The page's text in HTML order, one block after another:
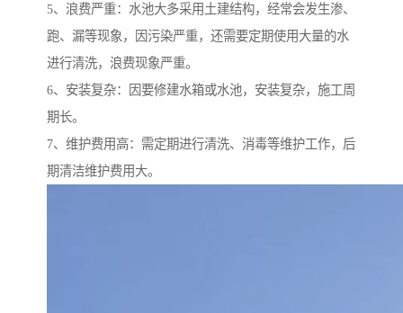
5、浪费严重：水池大多采用土建结构，经常会发生渗、
跑、漏等现象，因污染严重，还需要定期使用大量的水
进行清洗，浪费现象严重。
6、安装复杂：因要修建水箱或水池，安装复杂，施工周
期长。
7、维护费用高：需定期进行清洗、消毒等维护工作，后
期清洁维护费用大。